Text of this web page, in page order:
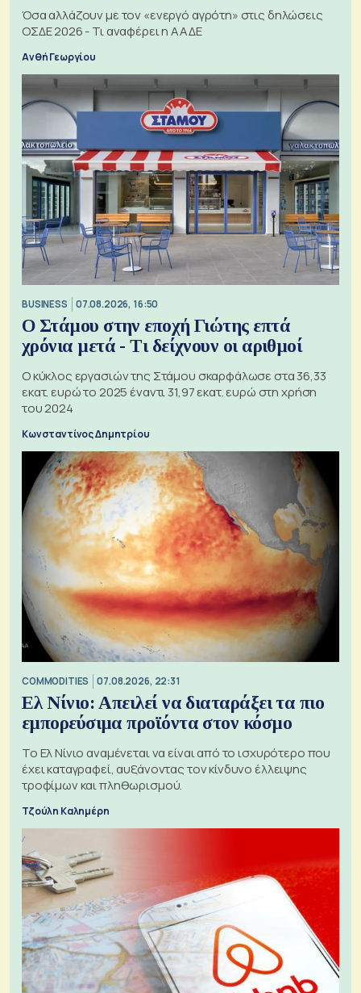
Όσα αλλάζουν με τον «ενεργό αγρότη» στις δηλώσεις
ΟΣΔΕ 2026 - Τι αναφέρει η ΑΑΔΕ
Ανθή Γεωργίου
BUSINESS 07.08.2026, 16:50
Ο Στάμου στην εποχή Γιώτης επτά
χρόνια μετά - Τι δείχνουν οι αριθμοί
Ο κύκλος εργασιών της Στάμου σκαρφάλωσε στα 36,33
εκατ. ευρώ το 2025 έναντι 31,97 εκατ. ευρώ στη χρήση
του 2024
Κωνσταντίνος Δημητρίου
COMMODITIES 07.08.2026, 22:31
Ελ Νίνιο: Απειλεί να διαταράξει τα πιο
εμπορεύσιμα προϊόντα στον κόσμο
Το Ελ Νίνιο αναμένεται να είναι από το ισχυρότερο που
έχει καταγραφεί, αυξάνοντας τον κίνδυνο έλλειψης
τροφίμων και πληθωρισμού.
Τζούλη Καλημέρη